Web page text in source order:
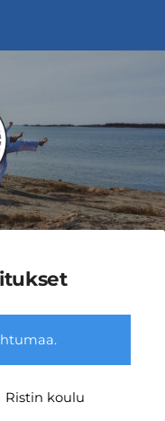
do Liitto ry
Ristin koulu